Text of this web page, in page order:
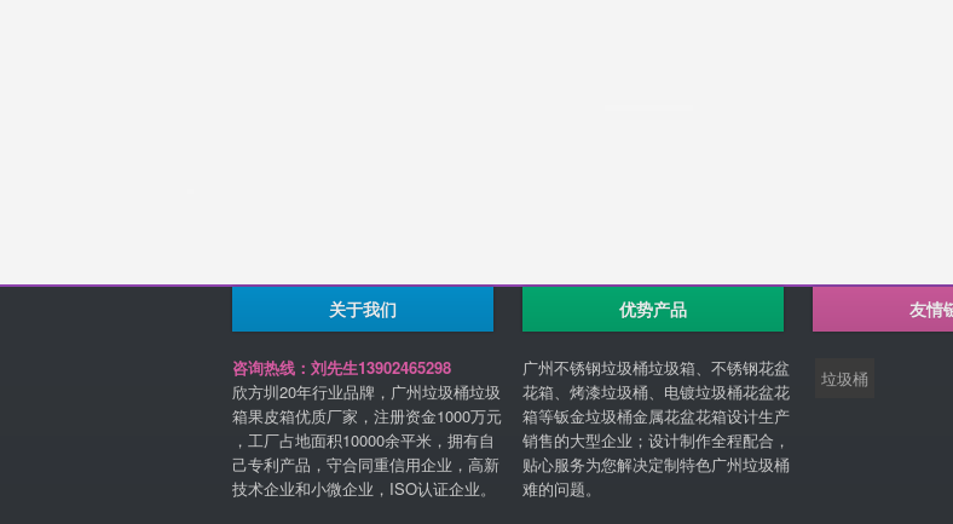
关于我们
咨询热线：刘先生13902465298
欣方圳20年行业品牌，广州垃圾桶垃圾
箱果皮箱优质厂家，注册资金1000万元
，工厂占地面积10000余平米，拥有自
己专利产品，守合同重信用企业，高新
技术企业和小微企业，ISO认证企业。
优势产品
广州不锈钢垃圾桶垃圾箱、不锈钢花盆
花箱、烤漆垃圾桶、电镀垃圾桶花盆花
箱等钣金垃圾桶金属花盆花箱设计生产
销售的大型企业；设计制作全程配合，
贴心服务为您解决定制特色广州垃圾桶
难的问题。
友情
垃圾桶